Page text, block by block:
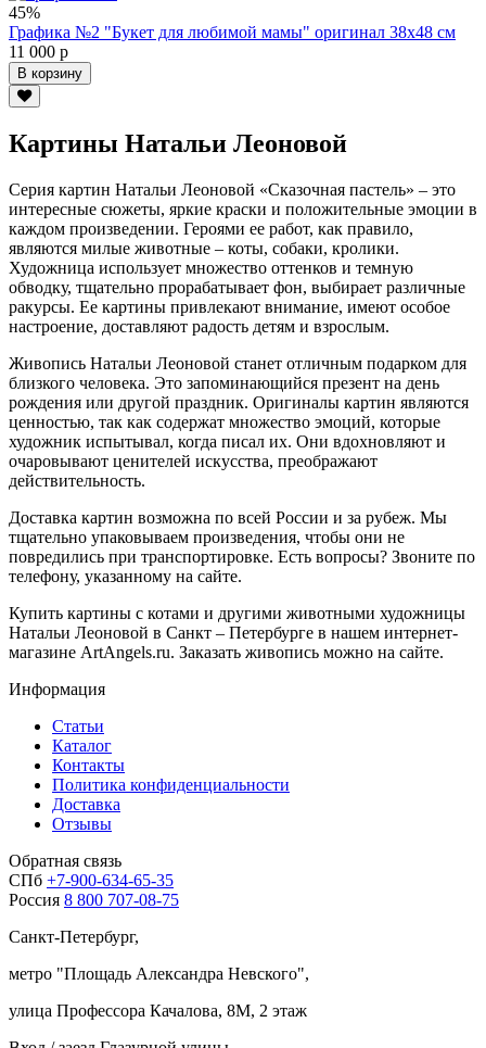
45%
Графика №2 "Букет для любимой мамы" оригинал 38х48 см
11 000 р
В корзину
Картины Натальи Леоновой
Серия картин Натальи Леоновой «Сказочная пастель» – это
интересные сюжеты, яркие краски и положительные эмоции в
каждом произведении. Героями ее работ, как правило,
являются милые животные – коты, собаки, кролики.
Художница использует множество оттенков и темную
обводку, тщательно прорабатывает фон, выбирает различные
ракурсы. Ее картины привлекают внимание, имеют особое
настроение, доставляют радость детям и взрослым.
Живопись Натальи Леоновой станет отличным подарком для
близкого человека. Это запоминающийся презент на день
рождения или другой праздник. Оригиналы картин являются
ценностью, так как содержат множество эмоций, которые
художник испытывал, когда писал их. Они вдохновляют и
очаровывают ценителей искусства, преображают
действительность.
Доставка картин возможна по всей России и за рубеж. Мы
тщательно упаковываем произведения, чтобы они не
повредились при транспортировке. Есть вопросы? Звоните по
телефону, указанному на сайте.
Купить картины с котами и другими животными художницы
Натальи Леоновой в Санкт – Петербурге в нашем интернет-
магазине ArtAngels.ru. Заказать живопись можно на сайте.
Информация
Статьи
Каталог
Контакты
Политика конфиденциальности
Доставка
Отзывы
Обратная связь
СПб +7-900-634-65-35
Россия 8 800 707-08-75
Санкт-Петербург,
метро "Площадь Александра Невского",
улица Профессора Качалова, 8М, 2 этаж